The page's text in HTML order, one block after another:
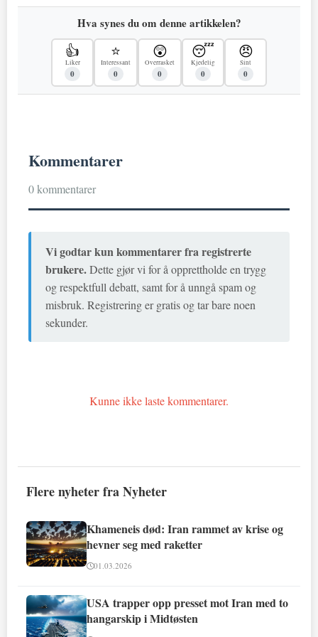
Hva synes du om denne artikkelen?
👍
Liker
0
⭐
Interessant
0
😲
Overrasket
0
😴
Kjedelig
0
😠
Sint
0
Kommentarer
0 kommentarer
Vi godtar kun kommentarer fra registrerte
brukere.Dette gjør vi for å opprettholde en trygg
og respektfull debatt, samt for å unngå spam og
misbruk. Registrering er gratis og tar bare noen
sekunder.
Kunne ikke laste kommentarer.
Flere nyheter fra Nyheter
Khameneis død: Iran rammet av krise og
hevner seg med raketter
01.03.2026
USA trapper opp presset mot Iran med to
hangarskip i Midtøsten